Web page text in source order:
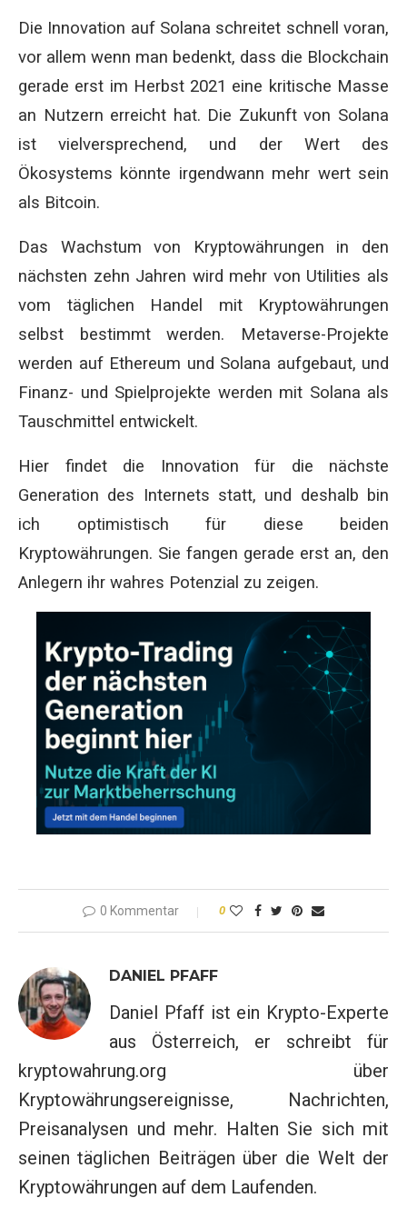
Die Innovation auf Solana schreitet schnell voran,
vor allem wenn man bedenkt, dass die Blockchain
gerade erst im Herbst 2021 eine kritische Masse
an Nutzern erreicht hat. Die Zukunft von Solana
ist vielversprechend, und der Wert des
Ökosystems könnte irgendwann mehr wert sein
als Bitcoin.
Das Wachstum von Kryptowährungen in den
nächsten zehn Jahren wird mehr von Utilities als
vom täglichen Handel mit Kryptowährungen
selbst bestimmt werden. Metaverse-Projekte
werden auf Ethereum und Solana aufgebaut, und
Finanz- und Spielprojekte werden mit Solana als
Tauschmittel entwickelt.
Hier findet die Innovation für die nächste
Generation des Internets statt, und deshalb bin
ich optimistisch für diese beiden
Kryptowährungen. Sie fangen gerade erst an, den
Anlegern ihr wahres Potenzial zu zeigen.
0 Kommentar 0
DANIEL PFAFF
Daniel Pfaff ist ein Krypto-Experte
aus Österreich, er schreibt für
kryptowahrung.org über
Kryptowährungsereignisse, Nachrichten,
Preisanalysen und mehr. Halten Sie sich mit
seinen täglichen Beiträgen über die Welt der
Kryptowährungen auf dem Laufenden.